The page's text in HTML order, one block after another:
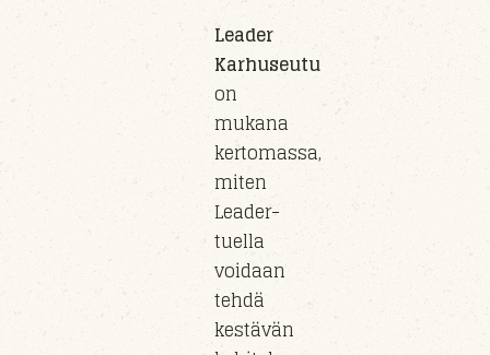
Leader
Karhuseutu
on
mukana
kertomassa,
miten
Leader-
tuella
voidaan
tehdä
kestävän